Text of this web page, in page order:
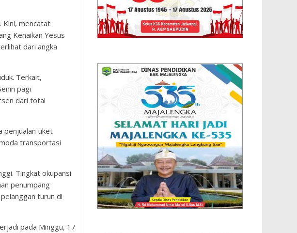
Kini, mencatat
Kenaikan Yesus
dari angka
Terkait,
pagi
dari total
penjualan tiket
transportasi
Tingkat okupansi
penumpang
turun di
pada Minggu, 17